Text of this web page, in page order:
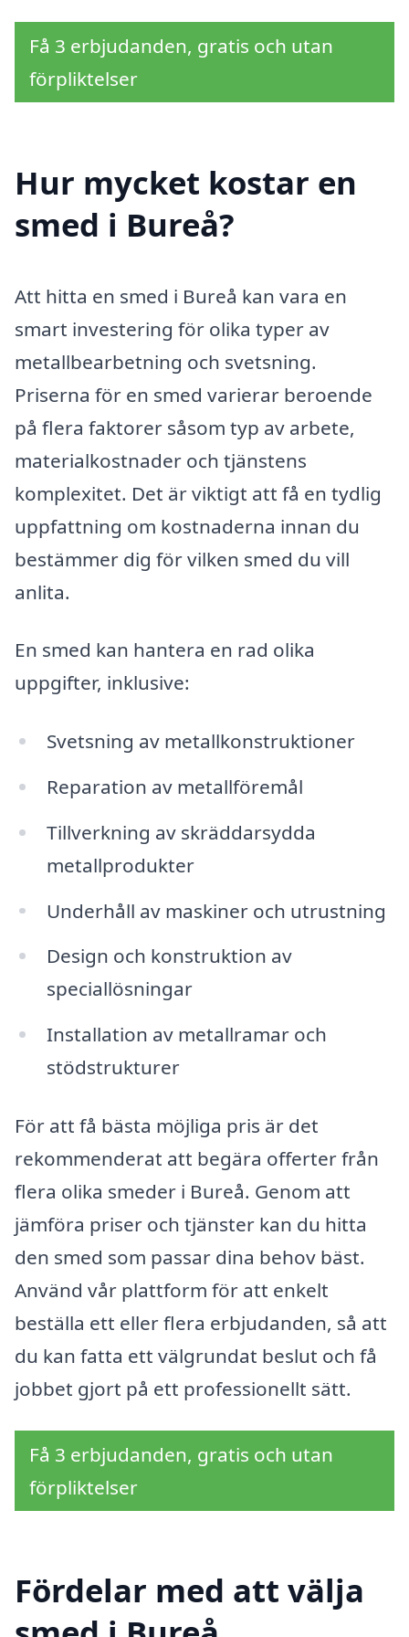
Få 3 erbjudanden, gratis och utan
förpliktelser
Hur mycket kostar en
smed i Bureå?
Att hitta en smed i Bureå kan vara en
smart investering för olika typer av
metallbearbetning och svetsning.
Priserna för en smed varierar beroende
på flera faktorer såsom typ av arbete,
materialkostnader och tjänstens
komplexitet. Det är viktigt att få en tydlig
uppfattning om kostnaderna innan du
bestämmer dig för vilken smed du vill
anlita.
En smed kan hantera en rad olika
uppgifter, inklusive:
Svetsning av metallkonstruktioner
Reparation av metallföremål
Tillverkning av skräddarsydda
metallprodukter
Underhåll av maskiner och utrustning
Design och konstruktion av
speciallösningar
Installation av metallramar och
stödstrukturer
För att få bästa möjliga pris är det
rekommenderat att begära offerter från
flera olika smeder i Bureå. Genom att
jämföra priser och tjänster kan du hitta
den smed som passar dina behov bäst.
Använd vår plattform för att enkelt
beställa ett eller flera erbjudanden, så att
du kan fatta ett välgrundat beslut och få
jobbet gjort på ett professionellt sätt.
Få 3 erbjudanden, gratis och utan
förpliktelser
Fördelar med att välja